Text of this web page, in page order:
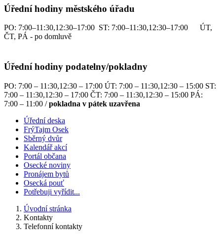
Úřední hodiny městského úřadu
PO: 7:00–11:30,12:30–17:00 ST: 7:00–11:30,12:30–17:00 ÚT,
ČT, PÁ - po domluvě
Úřední hodiny podatelny/pokladny
PO: 7:00 – 11:30,12:30 – 17:00 ÚT: 7:00 – 11:30,12:30 – 15:00 ST:
7:00 – 11:30,12:30 – 17:00 ČT: 7:00 – 11:30,12:30 – 15:00 PÁ:
7:00 – 11:00 /pokladna v pátek uzavřena
Úřední deska
FrýTajm Osek
Sběrný dvůr
Kalendář akcí
Portál občana
Osecké noviny
Pronájem bytů
Osecká pouť
Potřebuji vyřídit...
Úvodní stránka
Kontakty
Telefonní kontakty